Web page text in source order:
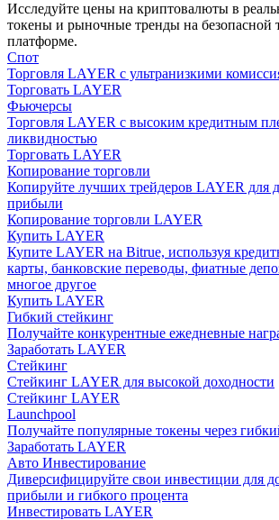
Гид
Руководство для начинающих по
Торговые стратегии
Узнайте, как оставаться прибыльным
Заработок
Исследуйте цены на криптовалюты в
токены и рыночные тренды на безопасной
платформе.
Спот
Торговля LAYER с ультранизкими
Торговать LAYER
Фьючерсы
Торговля LAYER с высоким кредитным
ликвидностью
Торговать LAYER
Копирование торговли
Копируйте лучших трейдеров LAYER для
прибыли
Копирование торговли LAYER
Купить LAYER
Купите LAYER на Bitrue, используя
карты, банковские переводы, фиатные
многое другое
Купить LAYER
Гибкий стейкинг
Получайте конкурентные ежедневные
Заработать LAYER
Стейкинг
Стейкинг LAYER для высокой доходности
Стейкинг LAYER
Launchpool
Получайте популярные токены через
Заработать LAYER
Авто Инвестирование
Диверсифицируйте свои инвестиции для
прибыли и гибкого процента
Инвестировать LAYER